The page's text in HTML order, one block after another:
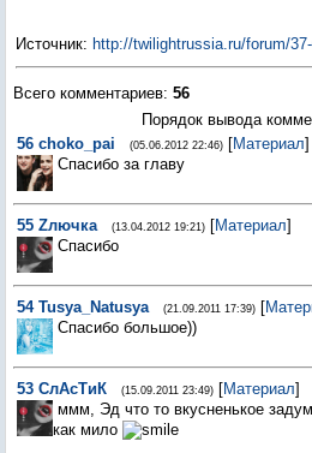
Источник: http://twilightrussia.ru/forum/
Всего комментариев: 56
Порядок вывода
56 choko_pai (05.06.2012 22:46) [Материал]
Спасибо за главу
55 Zлючка (13.04.2012 19:21) [Материал]
Спасибо
54 Tusya_Natusya (21.09.2011 17:39) [
Спасибо большое))
53 СлАсТиК (15.09.2011 23:49) [Материал]
ммм, Эд что то вкусненькое
как мило